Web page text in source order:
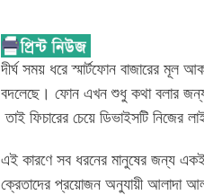
দীর্ঘ সময় ধরে স্মার্টফোন বাজারের
বদলেছে। ফোন এখন শুধু কথা বলার জন্য
তাই ফিচারের চেয়ে ডিভাইসটি নিজের
এই কারণে সব ধরনের মানুষের জন্য
ক্রেতাদের প্রয়োজন অনুযায়ী আলাদা